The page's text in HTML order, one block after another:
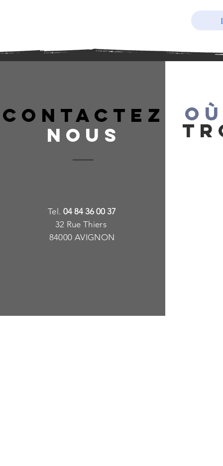
CONTACTEZ
NOUS
Te l. 04 84 36 00 37
32 Rue Thiers
84000 AVIGNON